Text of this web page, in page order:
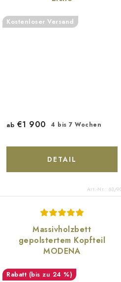
Kostenloser Versand
4 bis 7 Wochen
ab €1 900
DETAIL
Art.-Nr.: 63/
Massivholzbett
gepolstertem Kopfteil
MODENA
(bis zu 24 %)